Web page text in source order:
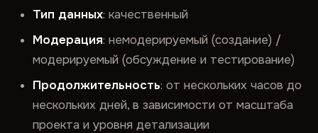
Тип данных: качественный
Модерация: немодерируемый (создание) /
модерируемый (обсуждение и тестирование)
Продолжительность: от нескольких часов до
нескольких дней, в зависимости от масштаба
проекта и уровня детализации